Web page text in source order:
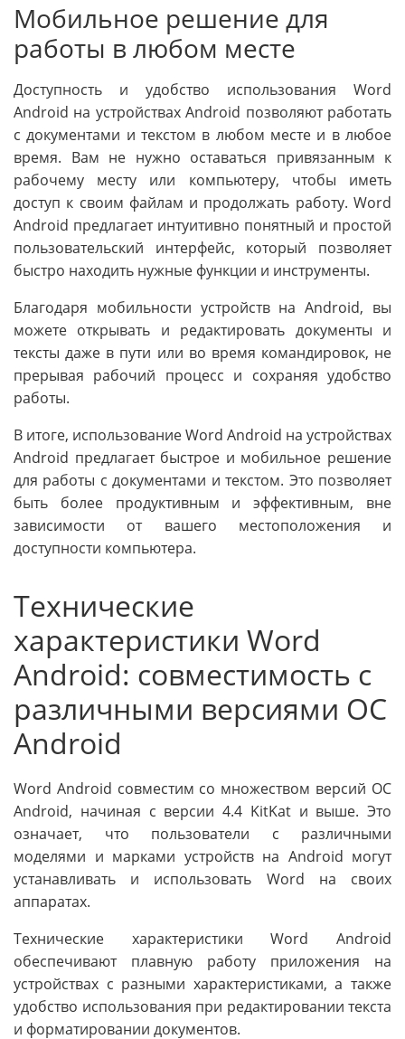
Мобильное решение для
работы в любом месте
Доступность и удобство использования Word
Android на устройствах Android позволяют работать
с документами и текстом в любом месте и в любое
время. Вам не нужно оставаться привязанным к
рабочему месту или компьютеру, чтобы иметь
доступ к своим файлам и продолжать работу. Word
Android предлагает интуитивно понятный и простой
пользовательский интерфейс, который позволяет
быстро находить нужные функции и инструменты.
Благодаря мобильности устройств на Android, вы
можете открывать и редактировать документы и
тексты даже в пути или во время командировок, не
прерывая рабочий процесс и сохраняя удобство
работы.
В итоге, использование Word Android на устройствах
Android предлагает быстрое и мобильное решение
для работы с документами и текстом. Это позволяет
быть более продуктивным и эффективным, вне
зависимости от вашего местоположения и
доступности компьютера.
Технические
характеристики Word
Android: совместимость с
различными версиями ОС
Android
Word Android совместим со множеством версий ОС
Android, начиная с версии 4.4 KitKat и выше. Это
означает, что пользователи с различными
моделями и марками устройств на Android могут
устанавливать и использовать Word на своих
аппаратах.
Технические характеристики Word Android
обеспечивают плавную работу приложения на
устройствах с разными характеристиками, а также
удобство использования при редактировании текста
и форматировании документов.